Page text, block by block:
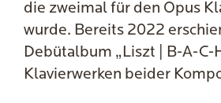
die zweimal für den Opus
wurde. Bereits 2022
Debütalbum „Liszt | B-A-C-
Klavierwerken beider